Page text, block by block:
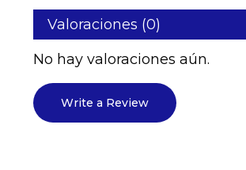
No hay
carrito.
Valoraciones (0)
No hay valoraciones aún.
Write a Review